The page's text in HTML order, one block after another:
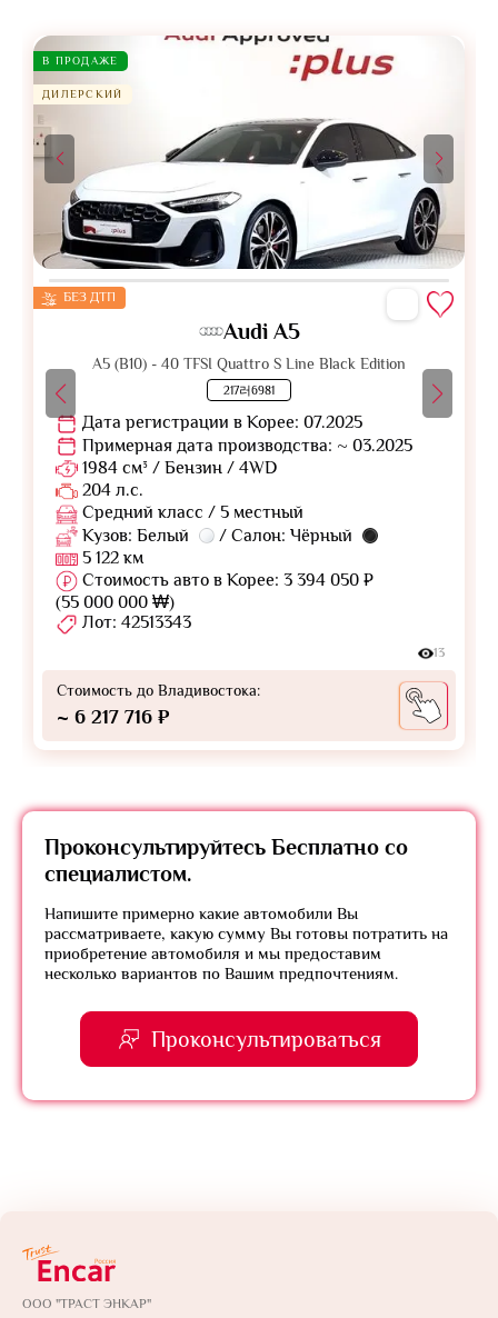
В ПРОДАЖЕ
ДИЛЕРСКИЙ
БЕЗ ДТП
Audi A5
A5 (B10) - 40 TFSI Quattro S Line Black Edition
217러6981
Дата регистрации в Корее: 07.2025
Примерная дата производства: ~ 03.2025
1984 см³ / Бензин / 4WD
204 л.с.
Средний класс / 5 местный
Кузов: Белый
/ Салон: Чёрный
5 122 км
Стоимость авто в Корее: 3 394 050 ₽
(55 000 000 ₩)
Лот: 42513343
13
Стоимость до Владивостока:
~ 6 217 716 ₽
Проконсультируйтесь Бесплатно со
специалистом.
Напишите примерно какие автомобили Вы
рассматриваете, какую сумму Вы готовы потратить на
приобретение автомобиля и мы предоставим
несколько вариантов по Вашим предпочтениям.
Проконсультироваться
ООО "ТРАСТ ЭНКАР"